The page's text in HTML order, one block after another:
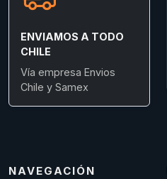
ENVIAMOS A TODO
CHILE
Vía empresa Envios
Chile y Samex
NAVEGACIÓN